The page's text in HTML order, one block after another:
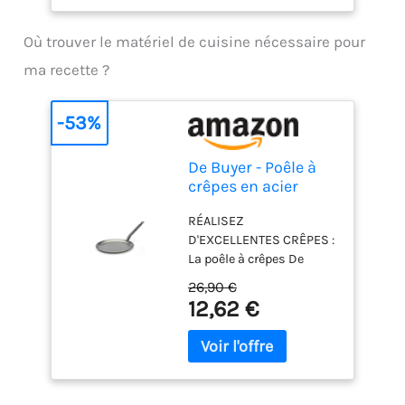
ni conservateurs ajoutés
stables et résistants aux
hautes températures.
Où trouver le matériel de cuisine nécessaire pour
ma recette ?
De Buyer - Poêle à
crêpes en acier
Diamètre 24 cm -,
Blanc
RÉALISEZ
D'EXCELLENTES CRÊPES :
La poêle à crêpes De
PLUS est une poêle à jupe
basse qui vous permet
de faire sauter et de
retourner très facilement
26,90 €
12,62 €
-53%